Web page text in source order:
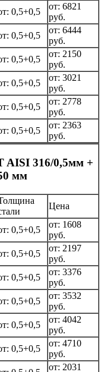
0,5+0,5
от: 6821
руб.
0,5+0,5
от: 6444
руб.
0,5+0,5
от: 2150
руб.
0,5+0,5
от: 3021
руб.
0,5+0,5
от: 2778
руб.
0,5+0,5
от: 2363
руб.
AISI 316/0,5мм +
мм
Цена
0,5+0,5
от: 1608
руб.
0,5+0,5
от: 2197
руб.
0,5+0,5
от: 3376
руб.
0,5+0,5
от: 3532
руб.
0,5+0,5
от: 4042
руб.
0,5+0,5
от: 4710
руб.
от: 2031